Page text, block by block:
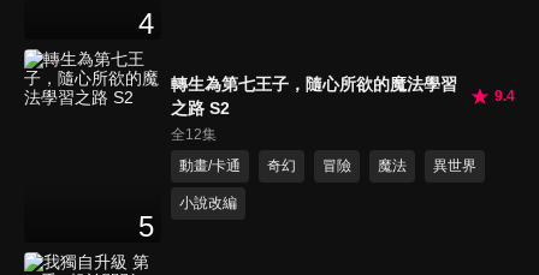
4
5
轉生為第七王子，隨心所欲的魔法學習
之路 S2
9.4
全12集
動畫/卡通
奇幻 冒險 魔法 異世界
小說改編